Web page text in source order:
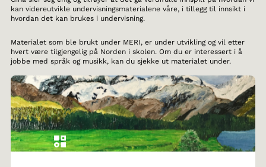
kan videreutvikle undervisningsmaterialene våre, i tillegg til innsikt i
hvordan det kan brukes i undervisning.
Materialet som ble brukt under MERI, er under utvikling og vil etter
hvert være tilgjengelig på Norden i skolen. Om du er interessert i å
jobbe med språk og musikk, kan du sjekke ut materialet under.